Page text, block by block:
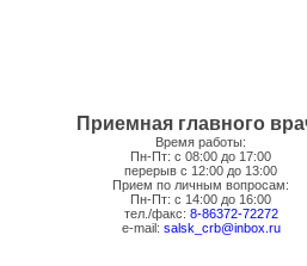
Приемная главного
Время работы:
Пн-Пт: с 08:00 до 17:00
перерыв с 12:00 до 13:00
Прием по личным вопросам:
Пн-Пт: с 14:00 до 16:00
тел./факс: 8-86372-72272
e-mail: salsk_crb@inbox.ru